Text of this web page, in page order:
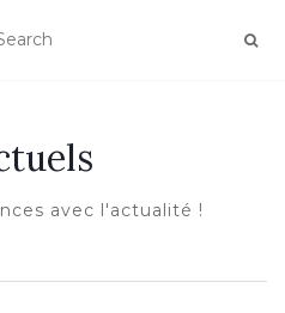
avec l'actualité !